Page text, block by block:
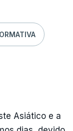
Asiático e a